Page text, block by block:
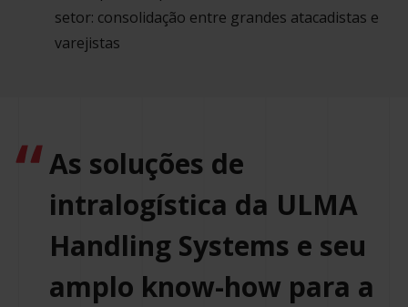
setor: consolidação entre grandes atacadistas e
varejistas
As soluções de
intralogística da ULMA
Handling Systems e seu
amplo know-how para a